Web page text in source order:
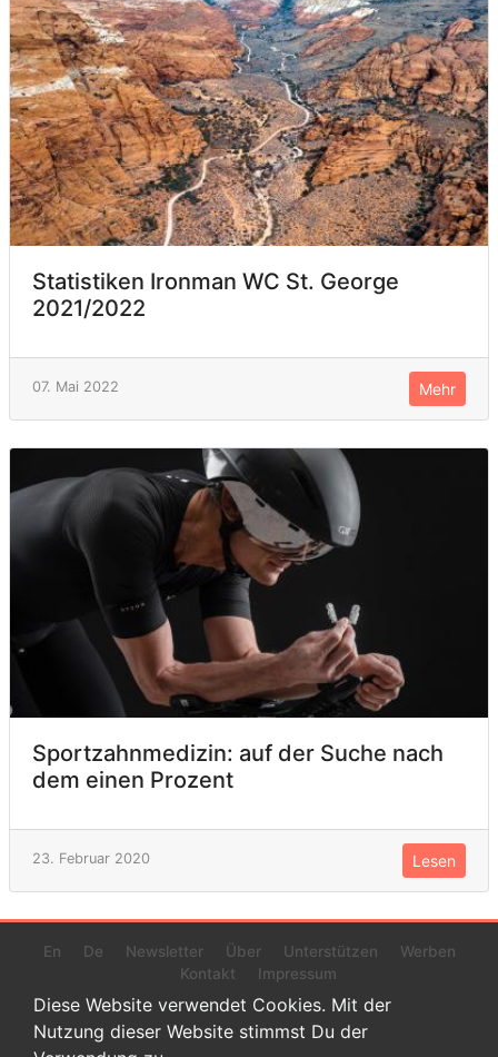
Statistiken Ironman WC St. George
2021/2022
07. Mai 2022 Mehr
Sportzahnmedizin: auf der Suche nach
dem einen Prozent
23. Februar 2020 Lesen
En De Newsletter Über Unterstützen
Werben
Kontakt
Impressum
Diese Website verwendet Cookies. Mit der
Nutzung dieser Website stimmst Du der